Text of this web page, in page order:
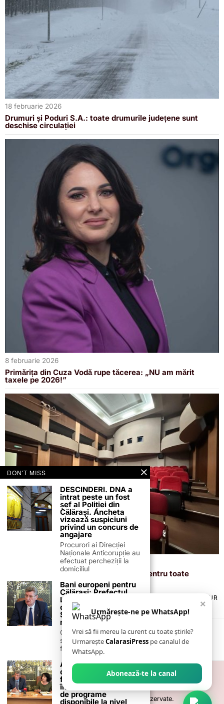
18 februarie 2026
Drumuri și Poduri S.A.: toate drumurile județene sunt
deschise circulației
8 februarie 2026
Primărița din Cuza Vodă rupe tăcerea: „NU am mărit
taxele pe 2026!”
Cinema 2D/3D Călărași propune filme pentru toate
vârstele în luna februarie
TERMENI ȘI CONDIȚII
POLITICA DE ANULARE & RETUR
PUBLICITATE ONLINE & TIPĂRITĂ
CONTACT
ZIARUL ANUNȚUL CĂLĂRĂȘEAN
© 2026- Toate drepturile sunt rezervate.
×
Urmărește-ne pe WhatsApp!
Vrei să fii mereu la curent cu toate știrile?
UrmareșteCalarasiPress pe canalul de
WhatsApp.
Abonează-te la canal
DON'T MISS
DESCINDERI. DNA a
intrat peste un fost
șef al Poliției din
Călărași. Ancheta
vizează suspiciuni
privind un concurs de
angajare
Procurori ai Direcției
Naționale Anticorupție au
efectuat percheziții la
domiciliul
Bani europeni pentru
Călărași: Prefectul
Laurențiu State anunță
colaborarea cu ADR
Sud-Muntenia pentru
noi finanțări
Călărașul se pregătește
să intre pe harta
finanțărilor europene, cu
AJOFM Călărași oferă
cursuri gratuite de
formare profesională
în luna iulie 2025: 63
de programe
disponibile la nivel